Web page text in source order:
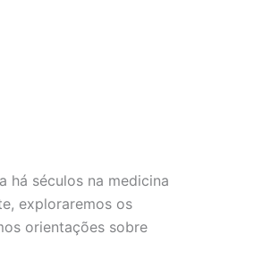
há séculos na medicina
exploraremos os
orientações sobre